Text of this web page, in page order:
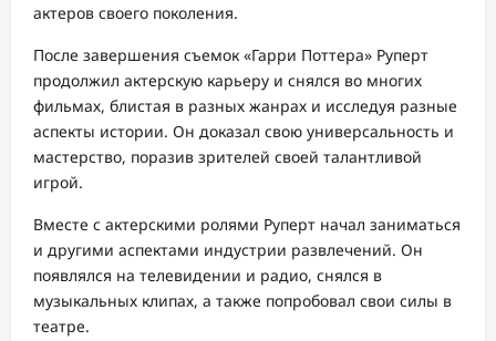
актеров своего поколения.
После завершения съемок «Гарри Поттера» Руперт
продолжил актерскую карьеру и снялся во многих
фильмах, блистая в разных жанрах и исследуя разные
аспекты истории. Он доказал свою универсальность и
мастерство, поразив зрителей своей талантливой
игрой.
Вместе с актерскими ролями Руперт начал заниматься
и другими аспектами индустрии развлечений. Он
появлялся на телевидении и радио, снялся в
музыкальных клипах, а также попробовал свои силы в
театре.